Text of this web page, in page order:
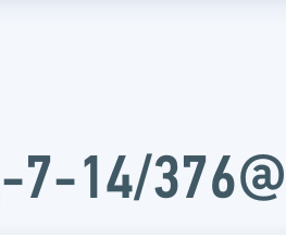
7-14/376@